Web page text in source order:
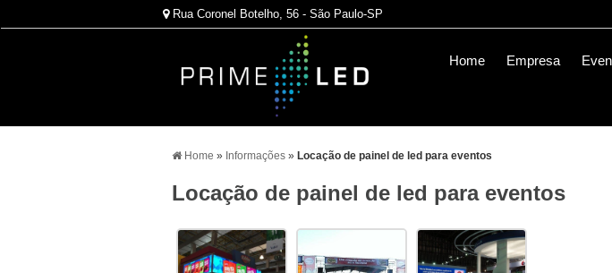
Rua Coronel Botelho, 56 - São Paulo-SP
Home Empresa
Home » Informações » Locação de painel de led para eventos
Locação de painel de led para eventos